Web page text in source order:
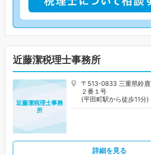
近藤潔税理士事務所
〒513-0833 三重県鈴
２番１号
(平田町駅から徒歩11分)
近藤潔税理士事務
所
詳細を見る